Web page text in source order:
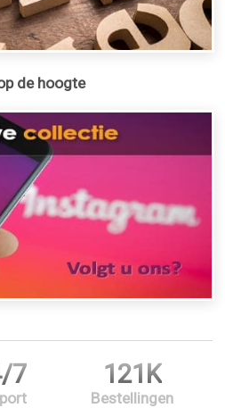
de hoogte
7 121K
Bestellingen